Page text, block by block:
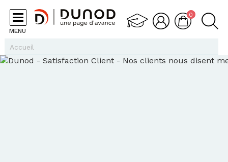
MENU
0
Vous êtes ici
Accueil